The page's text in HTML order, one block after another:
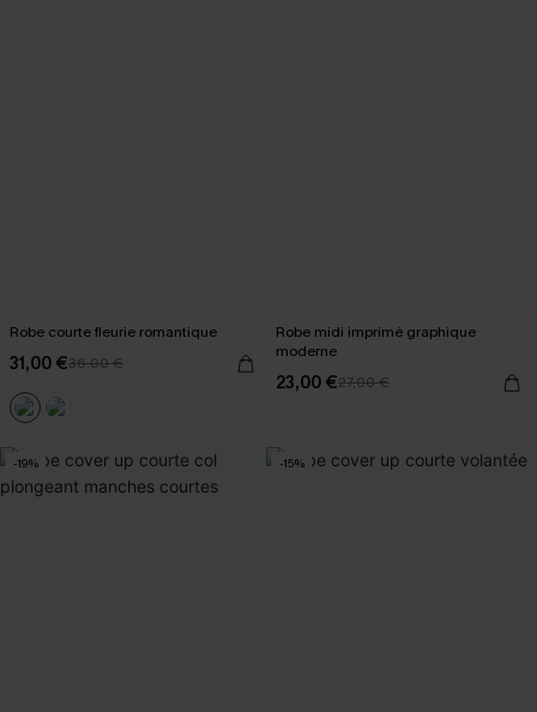
Robe courte fleurie romantique
31,00 €36,00 €
Robe midi imprimé graphique
moderne
23,00 €27,00 €
-19% -15%